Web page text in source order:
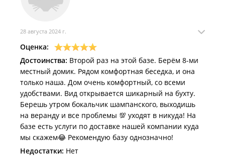
28 августа 2024 г.
Оценка:
Достоинства: Второй раз на этой базе. Берём 8-ми
местный домик. Рядом комфортная беседка, и она
только наша. Дом очень комфортный, со всеми
удобствами. Вид открывается шикарный на бухту.
Берешь утром бокальчик шампанского, выходишь
на веранду и все проблемы 💯 уходят в никуда! На
базе есть услуги по доставке нашей компании куда
мы скажем😂 Рекомендую базу однозначно!
Недостатки: Нет